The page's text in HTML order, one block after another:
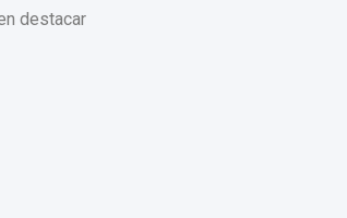
destacar